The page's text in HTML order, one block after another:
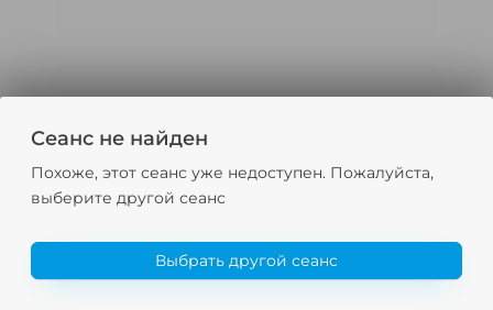
Сеанс не найден
Похоже, этот сеанс уже недоступен. Пожалуйста,
выберите другой сеанс
Выбрать другой сеанс